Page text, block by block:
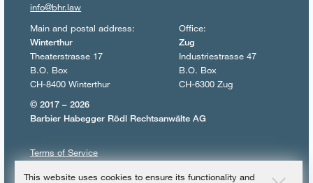
info@bhr.law
Main and postal address:
Winterthur
Theaterstrasse 17
B.O. Box
CH-8400 Winterthur
Office:
Zug
Industriestrasse 47
B.O. Box
CH-6300 Zug
© 2017 – 2026
Barbier Habegger Rödl Rechtsanwälte AG
Terms of Service
This website uses cookies to ensure its functionality and